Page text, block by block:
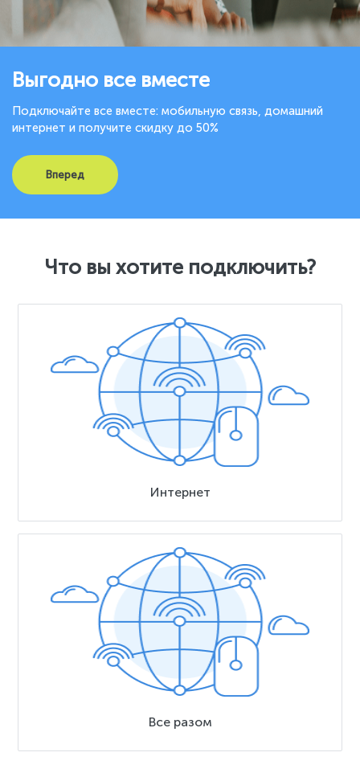
Выгодно все вместе
Подключайте все вместе: мобильную связь, домашний
интернет и получите скидку до 50%
Вперед
Что вы хотите подключить?
Интернет
Все разом